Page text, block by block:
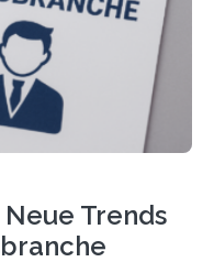
Trends